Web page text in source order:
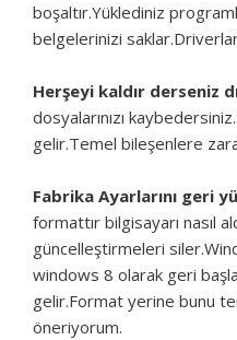
boşaltır.Yüklediniz
belgelerinizi
Herşeyi kaldır derseniz
dosyalarınızı
gelir.Temel bileşenlere
Fabrika Ayarlarını geri
formattır bilgisayarı nasıl
güncelleştirmeleri
windows 8 olarak geri
gelir.Format yerine bunu
öneriyorum.